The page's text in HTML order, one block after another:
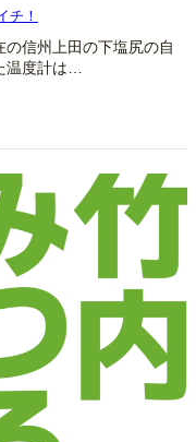
チ！
信州上田の下塩尻の自
温度計は…